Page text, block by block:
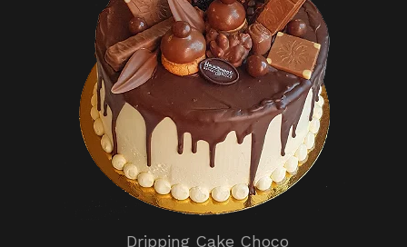
Dripping Cake Choco